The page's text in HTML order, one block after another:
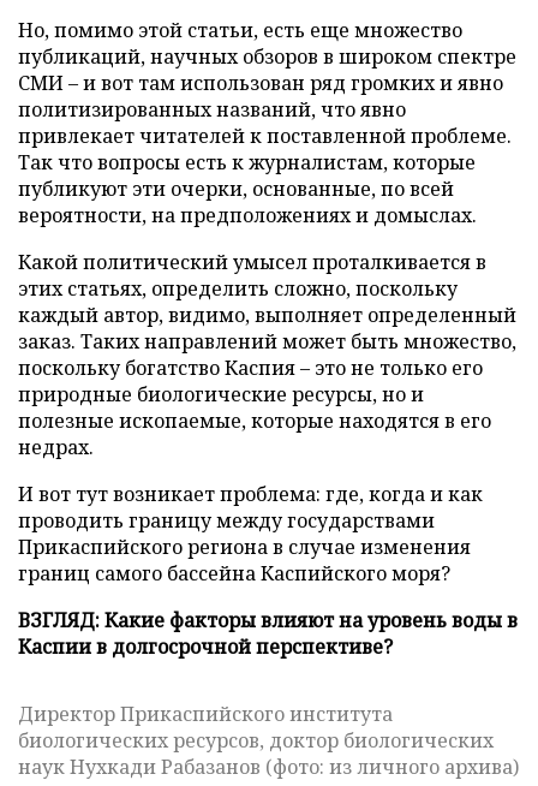
Но, помимо этой статьи, есть еще множество
публикаций, научных обзоров в широком спектре
СМИ – и вот там использован ряд громких и явно
политизированных названий, что явно
привлекает читателей к поставленной проблеме.
Так что вопросы есть к журналистам, которые
публикуют эти очерки, основанные, по всей
вероятности, на предположениях и домыслах.
Какой политический умысел проталкивается в
этих статьях, определить сложно, поскольку
каждый автор, видимо, выполняет определенный
заказ. Таких направлений может быть множество,
поскольку богатство Каспия – это не только его
природные биологические ресурсы, но и
полезные ископаемые, которые находятся в его
недрах.
И вот тут возникает проблема: где, когда и как
проводить границу между государствами
Прикаспийского региона в случае изменения
границ самого бассейна Каспийского моря?
ВЗГЛЯД: Какие факторы влияют на уровень воды в
Каспии в долгосрочной перспективе?
Директор Прикаспийского института
биологических ресурсов, доктор биологических
наук Нухкади Рабазанов (фото: из личного архива)